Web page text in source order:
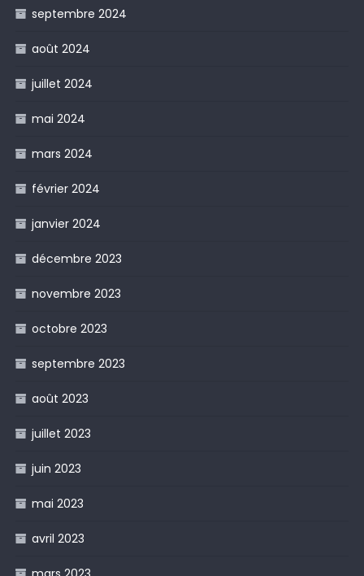
septembre 2024
août 2024
juillet 2024
mai 2024
mars 2024
février 2024
janvier 2024
décembre 2023
novembre 2023
octobre 2023
septembre 2023
août 2023
juillet 2023
juin 2023
mai 2023
avril 2023